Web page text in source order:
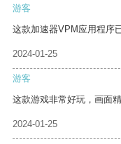
游客
这款加速器VPM应用程序
2024-01-25
游客
这款游戏非常好玩，画面
2024-01-25